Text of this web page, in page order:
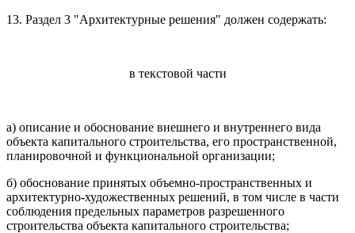
13. Раздел 3 "Архитектурные решения" должен содержать:
в текстовой части
а) описание и обоснование внешнего и внутреннего вида
объекта капитального строительства, его пространственной,
планировочной и функциональной организации;
б) обоснование принятых объемно-пространственных и
архитектурно-художественных решений, в том числе в части
соблюдения предельных параметров разрешенного
строительства объекта капитального строительства;